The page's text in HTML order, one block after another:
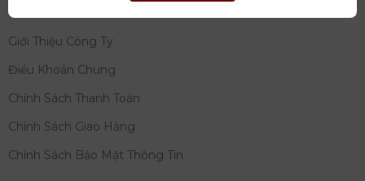
THÔNG TIN
Giới Thiệu Công Ty
Điều Khoản Chung
Chính Sách Thanh Toán
Chính Sách Giao Hàng
Chính Sách Bảo Mật Thông Tin